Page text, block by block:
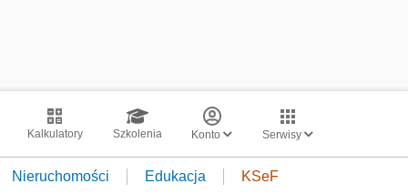
Kalkulatory Szkolenia Konto Serwisy
Nieruchomości Edukacja KSeF